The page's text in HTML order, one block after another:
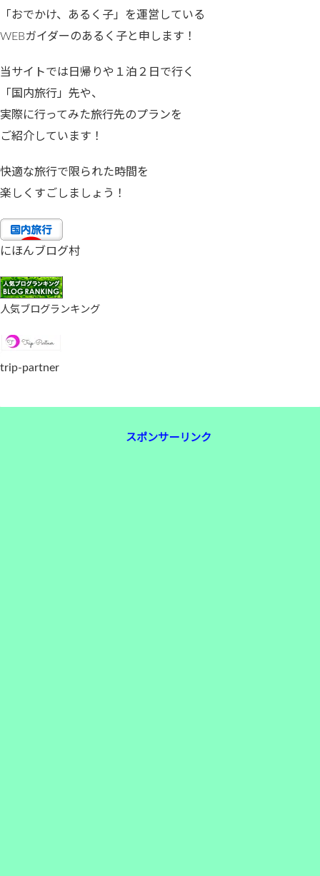
「おでかけ、あるく子」を運営している
WEBガイダーのあるく子と申します！
当サイトでは日帰りや１泊２日で行く
「国内旅行」先や、
実際に行ってみた旅行先のプランを
ご紹介しています！
快適な旅行で限られた時間を
楽しくすごしましょう！
にほんブログ村
人気ブログランキング
trip-partner
スポンサーリンク